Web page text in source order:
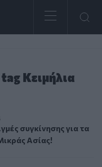
Κειμήλια
συγκίνησης για τα
συγκίνησης για τα
Ασίας!